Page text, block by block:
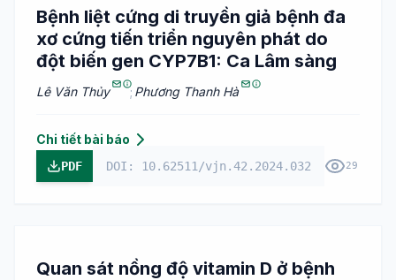
Bệnh liệt cứng di truyền giả bệnh đa
xơ cứng tiến triển nguyên phát do
đột biến gen CYP7B1: Ca Lâm sàng
Lê Văn Thủy ; Phương Thanh Hà
Chi tiết bài báo
PDF DOI: 10.62511/vjn.42.2024.032 29
Quan sát nồng độ vitamin D ở bệnh